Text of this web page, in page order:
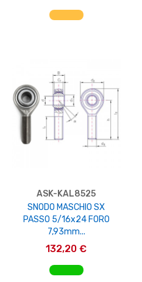
AGGIUNGI AL CARRELLO
ASK-KAL8525
SNODO MASCHIO SX
PASSO 5/16x24 FORO
7,93mm...
132,20 €
AGGIUNGI AL CARRELLO